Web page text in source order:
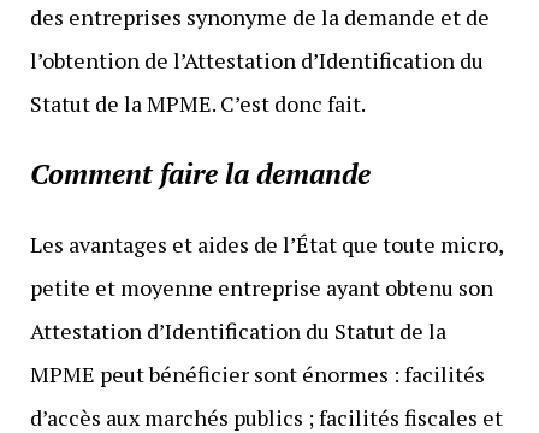
des entreprises synonyme de la demande et de
l’obtention de l’Attestation d’Identification du
Statut de la MPME. C’est donc fait.
Comment faire la demande
Les avantages et aides de l’État que toute micro,
petite et moyenne entreprise ayant obtenu son
Attestation d’Identification du Statut de la
MPME peut bénéficier sont énormes : facilités
d’accès aux marchés publics ; facilités fiscales et